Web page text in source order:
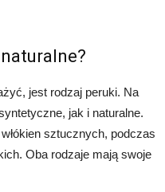
jest rodzaj peruki. Na
jak i naturalne.
sztucznych, podczas
Oba rodzaje mają swoje